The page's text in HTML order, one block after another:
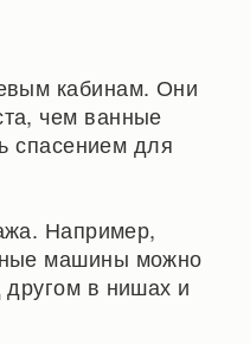
кабинам. Они
чем ванные
спасением для
Например,
машины можно
другом в нишах и